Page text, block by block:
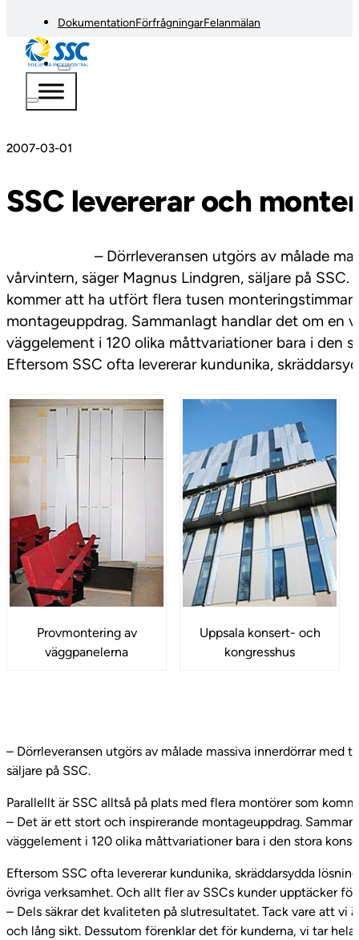
DokumentationFörfrågningarFelanmälan
2007-03-01
SSC levererar och
– Dörrleveransen utgörs av målade massiva
vårvintern, säger Magnus Lindgren, säljare på
kommer att ha utfört flera tusen
montageuppdrag. Sammanlagt handlar det om en
väggelement i 120 olika måttvariationer bara i den
Eftersom SSC ofta levererar kundunika,
Provmontering av
väggpanelerna
Uppsala konsert- och
kongresshus
– Dörrleveransen utgörs av målade massiva innerdörrar med
säljare på SSC.
Parallellt är SSC alltså på plats med flera montörer som
– Det är ett stort och inspirerande montageuppdrag.
väggelement i 120 olika måttvariationer bara i den stora
Eftersom SSC ofta levererar kundunika, skräddarsydda
övriga verksamhet. Och allt fler av SSCs kunder upptäcker
– Dels säkrar det kvaliteten på slutresultatet. Tack vare att vi
och lång sikt. Dessutom förenklar det för kunderna, vi tar